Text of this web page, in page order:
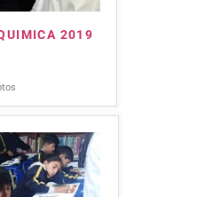
2019